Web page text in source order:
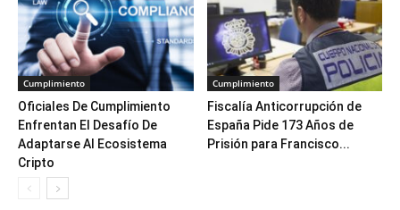
Cumplimiento
Oficiales De Cumplimiento
Enfrentan El Desafío De
Adaptarse Al Ecosistema
Cripto
Cumplimiento
Fiscalía Anticorrupción de
España Pide 173 Años de
Prisión para Francisco...